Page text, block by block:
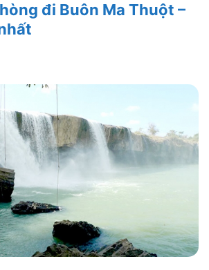
đi Buôn Ma Thuột –